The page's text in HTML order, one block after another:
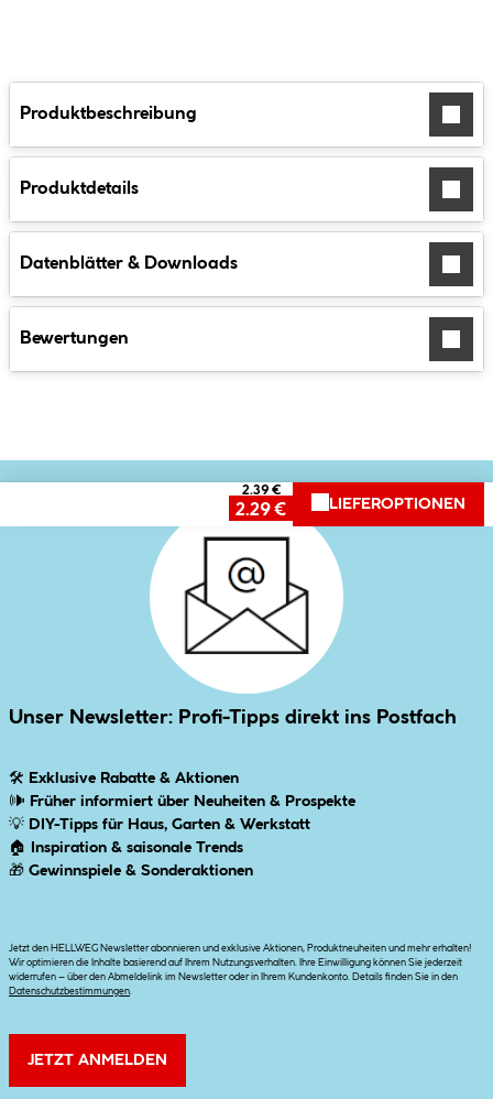
Produktbeschreibung
Produktdetails
Datenblätter & Downloads
Bewertungen
2.39 €
2.29 € LIEFEROPTIONEN
Unser Newsletter: Profi-Tipps direkt ins Postfach
🛠 Exklusive Rabatte & Aktionen
🕪 Früher informiert über Neuheiten & Prospekte
💡 DIY-Tipps für Haus, Garten & Werkstatt
🏠
Inspiration & saisonale Trends
🎁 Gewinnspiele & Sonderaktionen
Jetzt den HELLWEG Newsletter abonnieren und exklusive Aktionen, Produktneuheiten und mehr erhalten!
Wir optimieren die Inhalte basierend auf Ihrem Nutzungsverhalten. Ihre Einwilligung können Sie jederzeit
widerrufen – über den Abmeldelink im Newsletter oder in Ihrem Kundenkonto. Details finden Sie in den
Datenschutzbestimmungen
JETZT ANMELDEN